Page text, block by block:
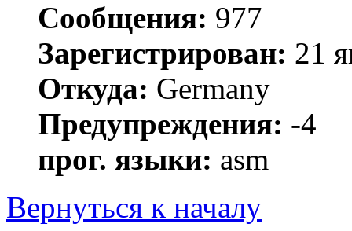
Сообщения: 977
Зарегистрирован: 21
Откуда: Germany
Предупреждения: -4
прог. языки: asm
Вернуться к началу